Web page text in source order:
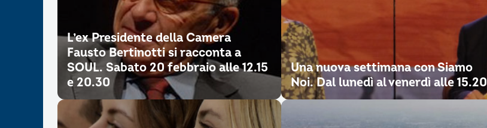
L’ex Presidente della Camera
Fausto Bertinotti si racconta a
SOUL. Sabato 20 febbraio alle 12.15
e 20.30
Una nuova settimana con Siamo
Noi. Dal lunedì al venerdì alle 15.20